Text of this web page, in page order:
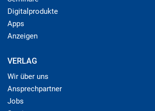
Digitalprodukte
Apps
Anzeigen
VERLAG
Wir über uns
Ansprechpartner
Jobs